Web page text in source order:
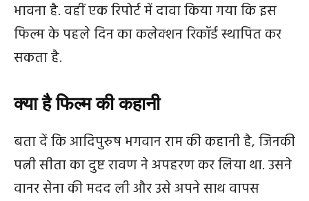
भावना है. वहीं एक रिपोर्ट में दावा किया गया कि इस
फिल्म के पहले दिन का कलेक्शन रिकॉर्ड स्थापित कर
सकता है.
क्या है फिल्म की कहानी
बता दें कि आदिपुरुष भगवान राम की कहानी है, जिनकी
पत्नी सीता का दुष्ट रावण ने अपहरण कर लिया था. उसने
वानर सेना की मदद ली और उसे अपने साथ वापस